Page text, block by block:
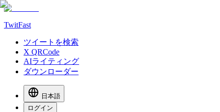
TwitFast
ツイートを検索
X QRCode
AIライティング
ダウンローダー
日本語
ログイン